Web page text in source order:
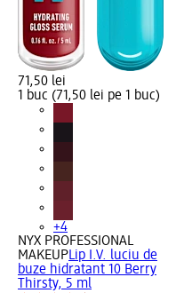
71,50 lei
1 buc (71,50 lei pe 1 buc)
+4
NYX PROFESSIONAL
MAKEUPLip I.V. luciu de
buze hidratant 10 Berry
Thirsty, 5 ml